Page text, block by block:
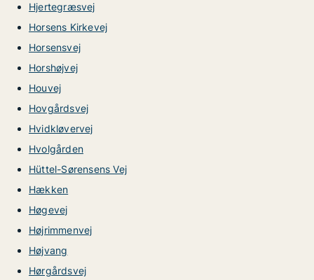
Hjertegræsvej
Horsens Kirkevej
Horsensvej
Horshøjvej
Houvej
Hovgårdsvej
Hvidkløvervej
Hvolgården
Hüttel-Sørensens Vej
Hækken
Høgevej
Højrimmenvej
Højvang
Hørgårdsvej